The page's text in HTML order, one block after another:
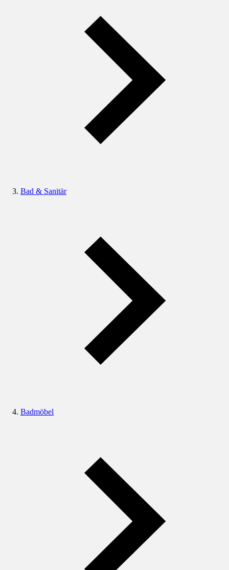
Bad & Sanitär
Badmöbel